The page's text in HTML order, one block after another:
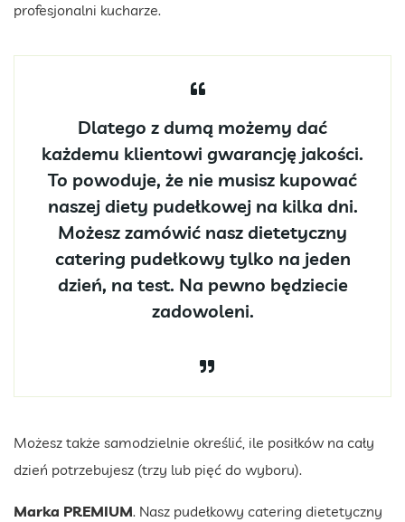
profesjonalni kucharze.
Dlatego z dumą możemy dać
każdemu klientowi gwarancję jakości.
To powoduje, że nie musisz kupować
naszej diety pudełkowej na kilka dni.
Możesz zamówić nasz dietetyczny
catering pudełkowy tylko na jeden
dzień, na test. Na pewno będziecie
zadowoleni.
Możesz także samodzielnie określić, ile posiłków na cały
dzień potrzebujesz (trzy lub pięć do wyboru).
Marka PREMIUM. Nasz pudełkowy catering dietetyczny